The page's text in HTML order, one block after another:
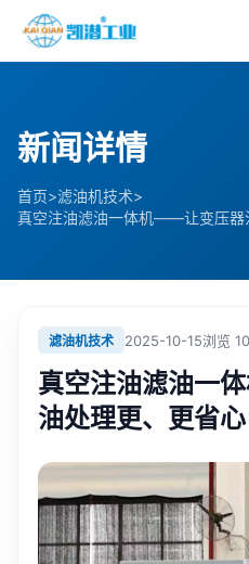
新闻详情
首页>滤油机技术>
真空注油滤油一体机——让变压器
滤油机技术 2025-10-15浏览
真空注油滤油一
油处理更、更省心